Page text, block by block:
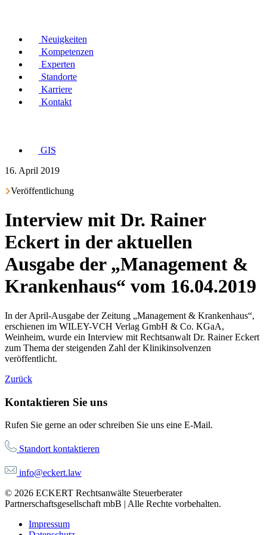
Neuigkeiten
Kompetenzen
Experten
Standorte
Karriere
Kontakt
GIS
16. April 2019
Veröffentlichung
Interview mit Dr. Rainer
Eckert in der aktuellen
Ausgabe der „Management &
Krankenhaus“ vom 16.04.2019
In der April-Ausgabe der Zeitung „Management & Krankenhaus“,
erschienen im WILEY-VCH Verlag GmbH & Co. KGaA,
Weinheim, wurde ein Interview mit Rechtsanwalt Dr. Rainer Eckert
zum Thema der steigenden Zahl der Klinikinsolvenzen
veröffentlicht.
Zurück
Kontaktieren Sie uns
Rufen Sie gerne an oder schreiben Sie uns eine E-Mail.
Standort kontaktieren
info@eckert.law
© 2026 ECKERT Rechtsanwälte Steuerberater
Partnerschaftsgesellschaft mbB | Alle Rechte vorbehalten.
Impressum